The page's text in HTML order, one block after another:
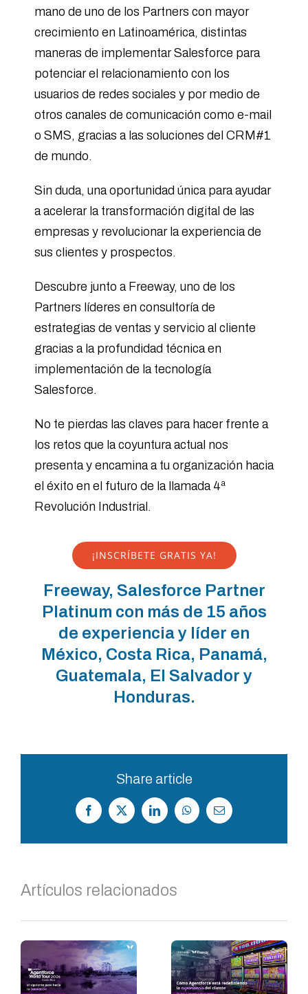
mano de uno de los Partners con mayor
crecimiento en Latinoamérica, distintas
maneras de implementar Salesforce para
potenciar el relacionamiento con los
usuarios de redes sociales y por medio de
otros canales de comunicación como e-mail
o SMS, gracias a las soluciones del CRM#1
de mundo.
Sin duda, una oportunidad única para ayudar
a acelerar la transformación digital de las
empresas y revolucionar la experiencia de
sus clientes y prospectos.
Descubre junto a Freeway, uno de los
Partners líderes en consultoría de
estrategias de ventas y servicio al cliente
gracias a la profundidad técnica en
implementación de la tecnología
Salesforce.
No te pierdas las claves para hacer frente a
los retos que la coyuntura actual nos
presenta y encamina a tu organización hacia
el éxito en el futuro de la llamada 4ª
Revolución Industrial.
¡INSCRÍBETE GRATIS YA!
Freeway, Salesforce Partner
Platinum con más de 15 años
de experiencia y líder en
México, Costa Rica, Panamá,
Guatemala, El Salvador y
Honduras.
Share article
Facebook
X LinkedInWhatsApp
Correo
electrónico
Artículos relacionados